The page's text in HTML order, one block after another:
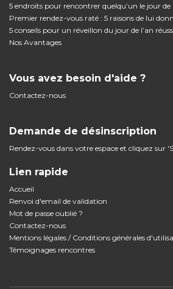
5 endroits pour rencontrer quelqu’un le jour
Premier rendez-vous raté : 5 raisons de lui
5 conseils pour un réveillon du jour de l’an
Nos Avantages
Vous avez besoin d'aide ?
Contactez-nous
Demande de désinscription
Rendez-vous dans votre espace et cliquez sur
Lien rapide
Accueil
Renvoi d'email de validation
Mot de passe oublié ?
Contactez-nous
Mentions légales / Conditions générales
Témoignages rencontres